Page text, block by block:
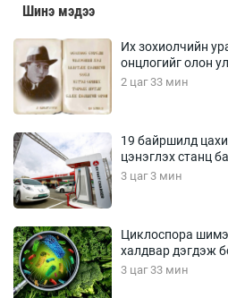
Шинэ мэдээ
Их зохиолчийн
онцлогийг олон
2 цаг 33 мин
19 байршилд
цэнэглэх станц
3 цаг 3 мин
Циклоспора
халдвар дэгдэж
3 цаг 33 мин